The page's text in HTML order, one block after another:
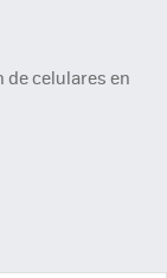
de celulares en